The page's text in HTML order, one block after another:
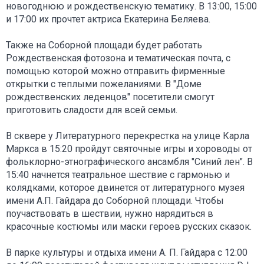
новогоднюю и рождественскую тематику. В 13:00, 15:00
и 17:00 их прочтет актриса Екатерина Беляева.
Также на Соборной площади будет работать
Рождественская фотозона и тематическая почта, с
помощью которой можно отправить фирменные
открытки с теплыми пожеланиями. В "Доме
рождественских леденцов" посетители смогут
приготовить сладости для всей семьи.
В сквере у Литературного перекрестка на улице Карла
Маркса в 15:20 пройдут святочные игры и хороводы от
фольклорно-этнографического ансамбля "Синий лен". В
15:40 начнется театральное шествие с гармонью и
колядками, которое двинется от литературного музея
имени А.П. Гайдара до Соборной площади. Чтобы
поучаствовать в шествии, нужно нарядиться в
красочные костюмы или маски героев русских сказок.
В парке культуры и отдыха имени А. П. Гайдара с 12:00